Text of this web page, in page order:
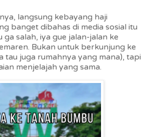
langsung kebayang haji
banget dibahas di media sosial itu
ga salah, iya gue jalan-jalan ke
Bukan untuk berkunjung ke
tau juga rumahnya yang mana), tapi
menjelajah yang sama.